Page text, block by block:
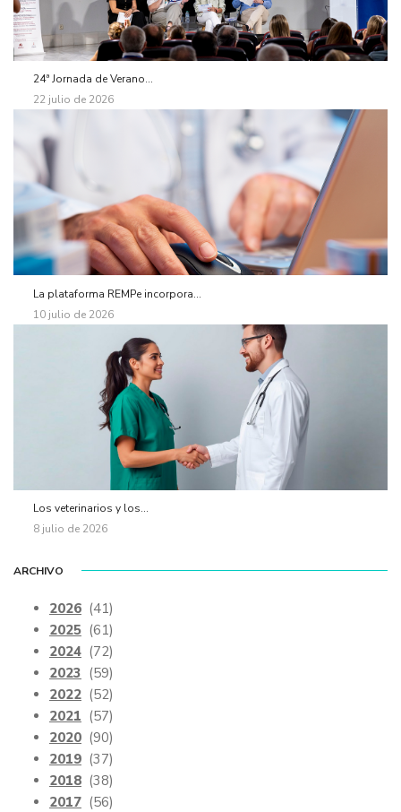
24ª Jornada de Verano...
22 julio de 2026
La plataforma REMPe incorpora...
10 julio de 2026
Los veterinarios y los...
8 julio de 2026
ARCHIVO
2026 (41)
2025 (61)
2024 (72)
2023 (59)
2022 (52)
2021 (57)
2020 (90)
2019 (37)
2018 (38)
2017 (56)